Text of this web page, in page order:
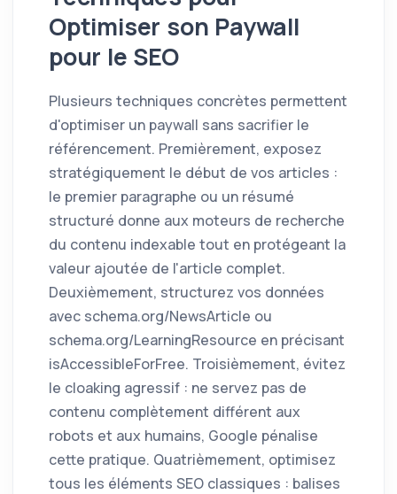
Optimiser son Paywall
pour le SEO
Plusieurs techniques concrètes permettent
d'optimiser un paywall sans sacrifier le
référencement. Premièrement, exposez
stratégiquement le début de vos articles :
le premier paragraphe ou un résumé
structuré donne aux moteurs de recherche
du contenu indexable tout en protégeant la
valeur ajoutée de l'article complet.
Deuxièmement, structurez vos données
avec schema.org/NewsArticle ou
schema.org/LearningResource en précisant
isAccessibleForFree. Troisièmement, évitez
le cloaking agressif : ne servez pas de
contenu complètement différent aux
robots et aux humains, Google pénalise
cette pratique. Quatrièmement, optimisez
tous les éléments SEO classiques : balises